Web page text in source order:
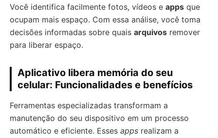
Você identifica facilmente fotos, vídeos e apps que
ocupam mais espaço. Com essa análise, você toma
decisões informadas sobre quais arquivos remover
para liberar espaço.
Aplicativo libera memória do seu
celular: Funcionalidades e benefícios
Ferramentas especializadas transformam a
manutenção do seu dispositivo em um processo
automático e eficiente. Esses apps realizam a